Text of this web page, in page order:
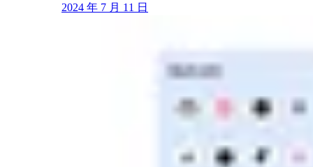
2024 年 7 月 11 日